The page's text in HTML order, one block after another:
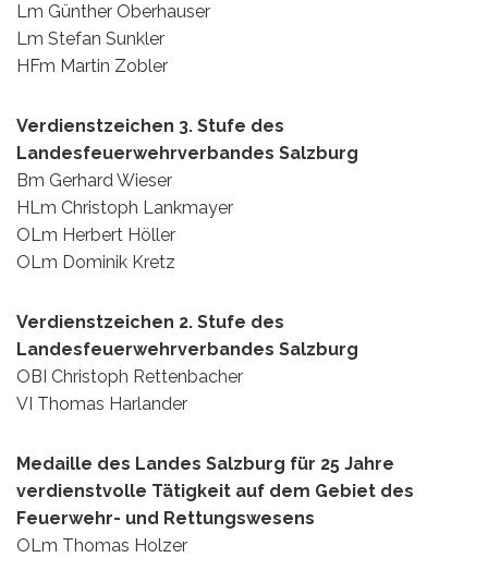
Lm Günther Oberhauser
Lm Stefan Sunkler
HFm Martin Zobler
Verdienstzeichen 3. Stufe des
Landesfeuerwehrverbandes Salzburg
Bm Gerhard Wieser
HLm Christoph Lankmayer
OLm Herbert Höller
OLm Dominik Kretz
Verdienstzeichen 2. Stufe des
Landesfeuerwehrverbandes Salzburg
OBI Christoph Rettenbacher
VI Thomas Harlander
Medaille des Landes Salzburg für 25 Jahre
verdienstvolle Tätigkeit auf dem Gebiet des
Feuerwehr- und Rettungswesens
OLm Thomas Holzer